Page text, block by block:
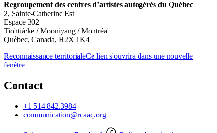
Regroupement des centres d’artistes autogérés du Québec
2, Sainte-Catherine Est
Espace 302
Tiohtiá:ke / Mooniyang / Montréal
Québec, Canada, H2X 1K4
Reconnaissance territorialeCe lien s'ouvrira dans une nouvelle
fenêtre
Contact
+1 514.842.3984
communication@rcaaq.org